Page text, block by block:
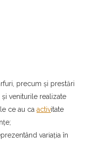
precum şi prestări
veniturile realizate
ce au ca activitate
variația în